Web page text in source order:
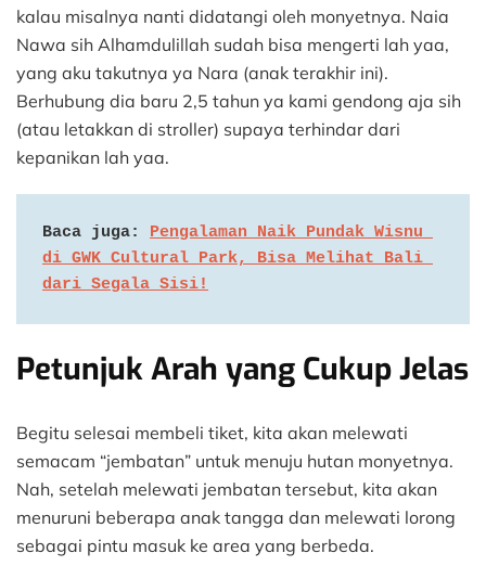
kalau misalnya nanti didatangi oleh monyetnya. Naia
Nawa sih Alhamdulillah sudah bisa mengerti lah yaa,
yang aku takutnya ya Nara (anak terakhir ini).
Berhubung dia baru 2,5 tahun ya kami gendong aja sih
(atau letakkan di stroller) supaya terhindar dari
kepanikan lah yaa.
Baca juga: Pengalaman Naik Pundak Wisnu
di GWK Cultural Park, Bisa Melihat Bali
dari Segala Sisi!
Petunjuk Arah yang Cukup Jelas
Begitu selesai membeli tiket, kita akan melewati
semacam “jembatan” untuk menuju hutan monyetnya.
Nah, setelah melewati jembatan tersebut, kita akan
menuruni beberapa anak tangga dan melewati lorong
sebagai pintu masuk ke area yang berbeda.